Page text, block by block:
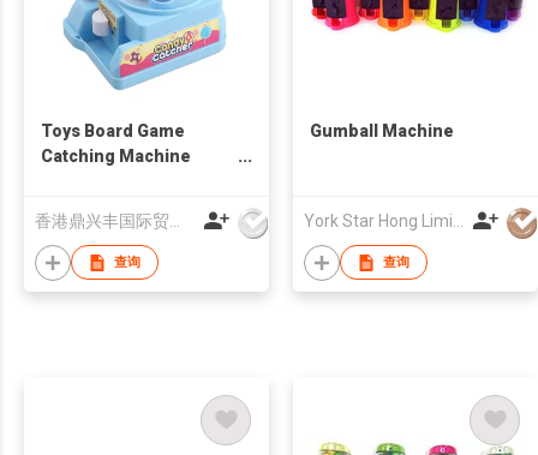
Toys Board Game
Catching Machine
查询
Gumball Machine
查询